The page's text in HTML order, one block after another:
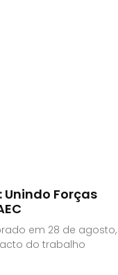
Forças
em 28 de agosto,
do trabalho